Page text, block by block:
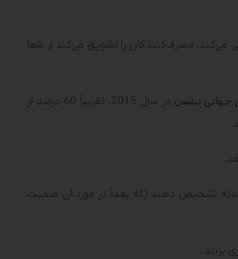
می‌کند، مصرف‌کنندگان را تشویق می‌کند از شما
جهانی نیلسن
در سال 2015، تقریباً 60 درصد از
تشخیص دهند (که بعداً در مورد آن صحبت
بزنند.